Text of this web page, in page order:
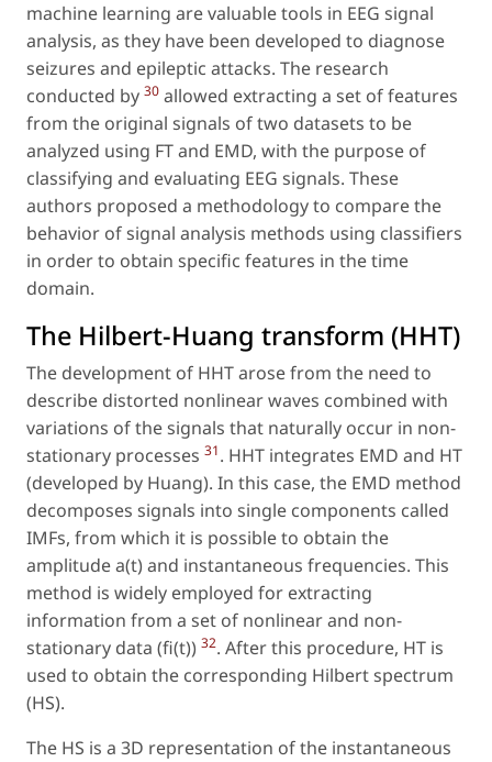
machine learning are valuable tools in EEG signal
analysis, as they have been developed to diagnose
seizures and epileptic attacks. The research
conducted by 30 allowed extracting a set of features
from the original signals of two datasets to be
analyzed using FT and EMD, with the purpose of
classifying and evaluating EEG signals. These
authors proposed a methodology to compare the
behavior of signal analysis methods using classifiers
in order to obtain specific features in the time
domain.
The Hilbert-Huang transform (HHT)
The development of HHT arose from the need to
describe distorted nonlinear waves combined with
variations of the signals that naturally occur in non-
stationary processes 31. HHT integrates EMD and HT
(developed by Huang). In this case, the EMD method
decomposes signals into single components called
IMFs, from which it is possible to obtain the
amplitude a(t) and instantaneous frequencies. This
method is widely employed for extracting
information from a set of nonlinear and non-
stationary data (fi(t)) 32. After this procedure, HT is
used to obtain the corresponding Hilbert spectrum
(HS).
The HS is a 3D representation of the instantaneous